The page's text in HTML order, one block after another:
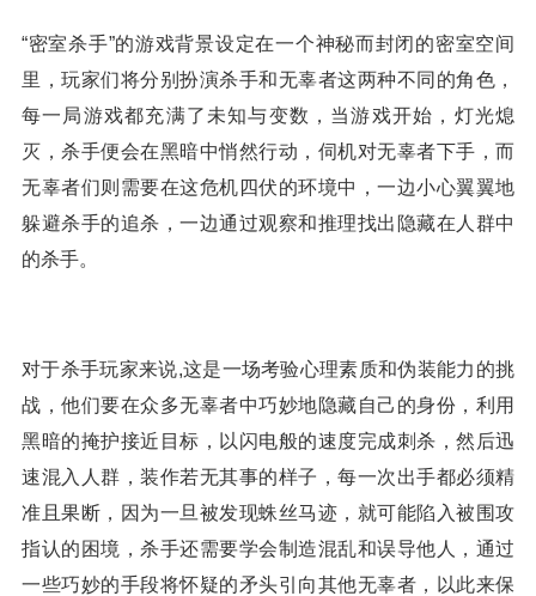
“密室杀手”的游戏背景设定在一个神秘而封闭的密室空间
里，玩家们将分别扮演杀手和无辜者这两种不同的角色，
每一局游戏都充满了未知与变数，当游戏开始，灯光熄
灭，杀手便会在黑暗中悄然行动，伺机对无辜者下手，而
无辜者们则需要在这危机四伏的环境中，一边小心翼翼地
躲避杀手的追杀，一边通过观察和推理找出隐藏在人群中
的杀手。
对于杀手玩家来说,这是一场考验心理素质和伪装能力的挑
战，他们要在众多无辜者中巧妙地隐藏自己的身份，利用
黑暗的掩护接近目标，以闪电般的速度完成刺杀，然后迅
速混入人群，装作若无其事的样子，每一次出手都必须精
准且果断，因为一旦被发现蛛丝马迹，就可能陷入被围攻
指认的困境，杀手还需要学会制造混乱和误导他人，通过
一些巧妙的手段将怀疑的矛头引向其他无辜者，以此来保